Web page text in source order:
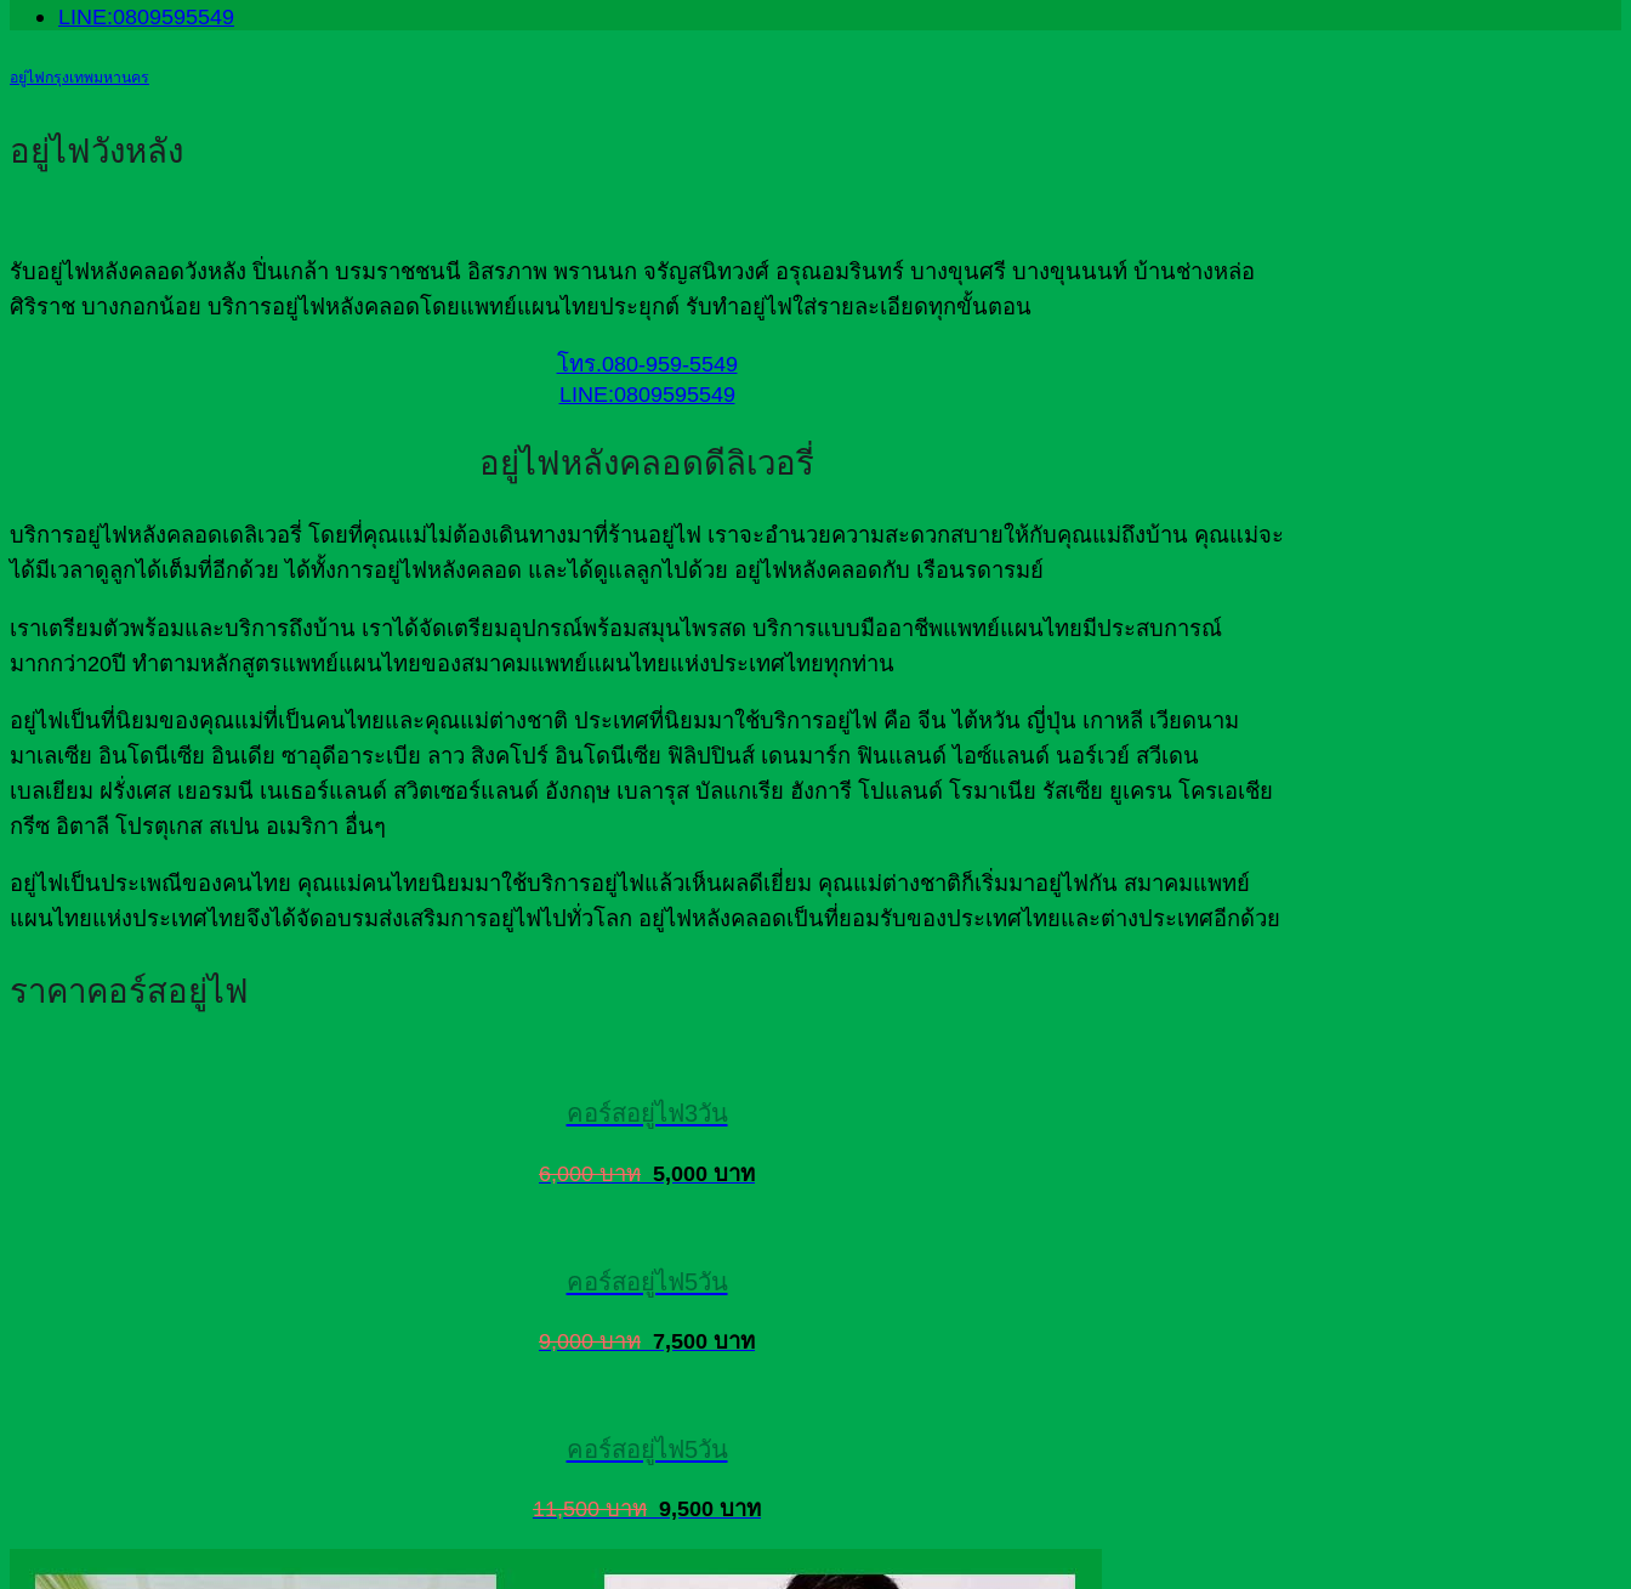
LINE:0809595549
อยู่ไฟกรุงเทพมหานคร
อยู่ไฟวังหลัง
รับอยู่ไฟหลังคลอดวังหลัง ปิ่นเกล้า บรมราชชนนี อิสรภาพ พรานนก จรัญสนิทวงศ์ อรุณอมรินทร์ บางขุนศรี บางขุนนนท์ บ้านช่างหล่อ
ศิริราช บางกอกน้อย บริการอยู่ไฟหลังคลอดโดยแพทย์แผนไทยประยุกต์ รับทำอยู่ไฟใส่รายละเอียดทุกขั้นตอน
โทร.080-959-5549
LINE:0809595549
อยู่ไฟหลังคลอดดีลิเวอรี่
บริการอยู่ไฟหลังคลอดเดลิเวอรี่ โดยที่คุณแม่ไม่ต้องเดินทางมาที่ร้านอยู่ไฟ เราจะอำนวยความสะดวกสบายให้กับคุณแม่ถึงบ้าน คุณแม่จะ
ได้มีเวลาดูลูกได้เต็มที่อีกด้วย ได้ทั้งการอยู่ไฟหลังคลอด และได้ดูแลลูกไปด้วย อยู่ไฟหลังคลอดกับ เรือนรดารมย์
เราเตรียมตัวพร้อมและบริการถึงบ้าน เราได้จัดเตรียมอุปกรณ์พร้อมสมุนไพรสด บริการแบบมืออาชีพแพทย์แผนไทยมีประสบการณ์
มากกว่า20ปี ทำตามหลักสูตรแพทย์แผนไทยของสมาคมแพทย์แผนไทยแห่งประเทศไทยทุกท่าน
อยู่ไฟเป็นที่นิยมของคุณแม่ที่เป็นคนไทยและคุณแม่ต่างชาติ ประเทศที่นิยมมาใช้บริการอยู่ไฟ คือ จีน ไต้หวัน ญี่ปุ่น เกาหลี เวียดนาม
มาเลเซีย อินโดนีเซีย อินเดีย ซาอุดีอาระเบีย ลาว สิงคโปร์ อินโดนีเซีย ฟิลิปปินส์ เดนมาร์ก ฟินแลนด์ ไอซ์แลนด์ นอร์เวย์ สวีเดน
เบลเยียม ฝรั่งเศส เยอรมนี เนเธอร์แลนด์ สวิตเซอร์แลนด์ อังกฤษ เบลารุส บัลแกเรีย ฮังการี โปแลนด์ โรมาเนีย รัสเซีย ยูเครน โครเอเชีย
กรีซ อิตาลี โปรตุเกส สเปน อเมริกา อื่นๆ
อยู่ไฟเป็นประเพณีของคนไทย คุณแม่คนไทยนิยมมาใช้บริการอยู่ไฟแล้วเห็นผลดีเยี่ยม คุณแม่ต่างชาติก็เริ่มมาอยู่ไฟกัน สมาคมแพทย์
แผนไทยแห่งประเทศไทยจึงได้จัดอบรมส่งเสริมการอยู่ไฟไปทั่วโลก อยู่ไฟหลังคลอดเป็นที่ยอมรับของประเทศไทยและต่างประเทศอีกด้วย
ราคาคอร์สอยู่ไฟ
คอร์สอยู่ไฟ3วัน
6,000 บาท 5,000 บาท
คอร์สอยู่ไฟ5วัน
9,000 บาท 7,500 บาท
คอร์สอยู่ไฟ5วัน
11,500 บาท 9,500 บาท